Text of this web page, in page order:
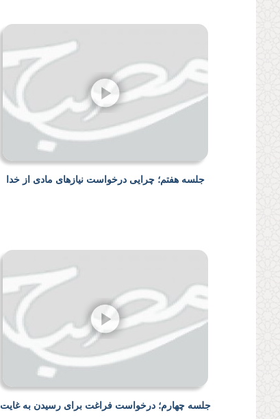
جلسه هفتم؛ چرایی درخواست نیازهای مادی از خدا
جلسه چهارم؛ درخواست فراغت برای رسیدن به غایت